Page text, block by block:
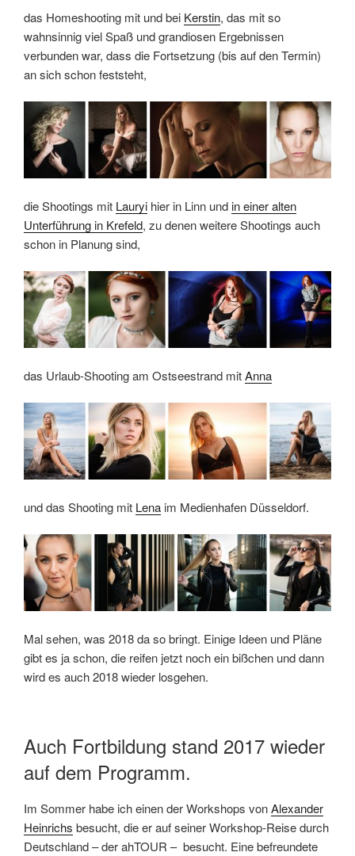
das Homeshooting mit und bei Kerstin, das mit so
wahnsinnig viel Spaß und grandiosen Ergebnissen
verbunden war, dass die Fortsetzung (bis auf den Termin)
an sich schon feststeht,
die Shootings mit Lauryi hier in Linn undin einer alten
Unterführung in Krefeld, zu denen weitere Shootings auch
schon in Planung sind,
das Urlaub-Shooting am Ostseestrand mitAnna
und das Shooting mit Lena im Medienhafen Düsseldorf.
Mal sehen, was 2018 da so bringt. Einige Ideen und Pläne
gibt es ja schon, die reifen jetzt noch ein bißchen und dann
wird es auch 2018 wieder losgehen.
Auch Fortbildung stand 2017 wieder
auf dem Programm.
Im Sommer habe ich einen der Workshops vonAlexander
Heinrichs besucht, die er auf seiner Workshop-Reise durch
Deutschland – der ahTOUR – besucht. Eine befreundete